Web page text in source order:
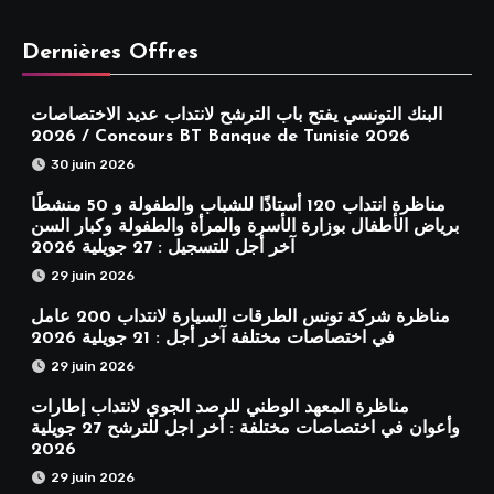
Dernières Offres
البنك التونسي يفتح باب الترشح لانتداب عديد الاختصاصات
2026 / Concours BT Banque de Tunisie 2026
30 juin 2026
مناظرة انتداب 120 أستاذًا للشباب والطفولة و 50 منشطًا
برياض الأطفال بوزارة الأسرة والمرأة والطفولة وكبار السن
آخر أجل للتسجيل : 27 جويلية 2026
29 juin 2026
مناظرة شركة تونس الطرقات السيارة لانتداب 200 عامل
في اختصاصات مختلفة آخر أجل : 21 جويلية 2026
29 juin 2026
مناظرة المعهد الوطني للرصد الجوي لانتداب إطارات
وأعوان في اختصاصات مختلفة : أخر اجل للترشح 27 جويلية
2026
29 juin 2026